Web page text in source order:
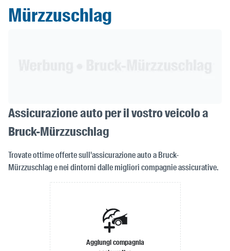
Mürzzuschlag
Assicurazione auto per il vostro veicolo a
Bruck-Mürzzuschlag
Trovate ottime offerte sull'assicurazione auto a Bruck-
Mürzzuschlag e nei dintorni dalle migliori compagnie assicurative.
Aggiungi compagnia